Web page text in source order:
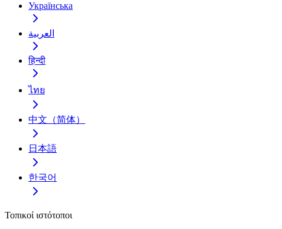
Українська
العربية
हिन्दी
ไทย
中文（简体）
日本語
한국어
Τοπικοί ιστότοποι